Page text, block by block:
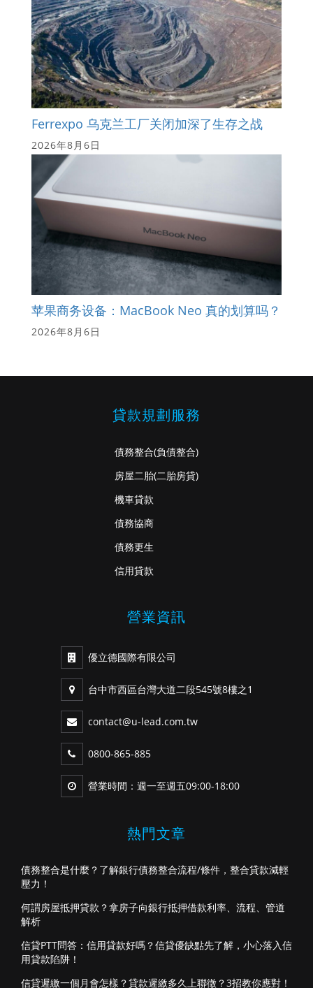
Ferrexpo 乌克兰工厂关闭加深了生存之战
2026年8月6日
苹果商务设备：MacBook Neo 真的划算吗？
2026年8月6日
貸款規劃服務
債務整合(負債整合)
房屋二胎(二胎房貸)
機車貸款
債務協商
債務更生
信用貸款
營業資訊
優立德國際有限公司
台中市西區台灣大道二段545號8樓之1
contact@u-lead.com.tw
0800-865-885
營業時間：週一至週五09:00-18:00
熱門文章
債務整合是什麼？了解銀行債務整合流程/條件，整合貸款減輕
壓力！
何謂房屋抵押貸款？拿房子向銀行抵押借款利率、流程、管道
解析
信貸PTT問答：信用貸款好嗎？信貸優缺點先了解，小心落入信
用貸款陷阱！
信貸遲繳一個月會怎樣？貸款遲繳多久上聯徵？3招教你應對！